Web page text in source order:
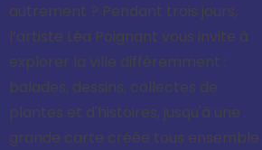
autrement ? Pendant trois jours,
l’artiste Léa Poignant vous invite à
explorer la ville différemment :
balades, dessins, collectes de
plantes et d'histoires, jusqu'à une
grande carte créée tous ensemble.